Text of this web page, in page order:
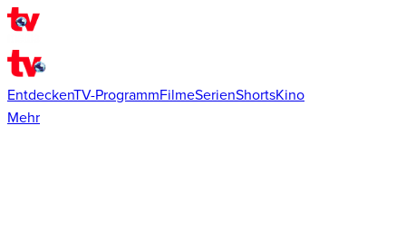
EntdeckenTV-ProgrammFilmeSerienShortsKino
Mehr